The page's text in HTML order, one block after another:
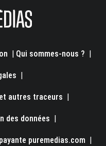
Qui sommes-nous ?
autres traceurs
des données
puremedias.com